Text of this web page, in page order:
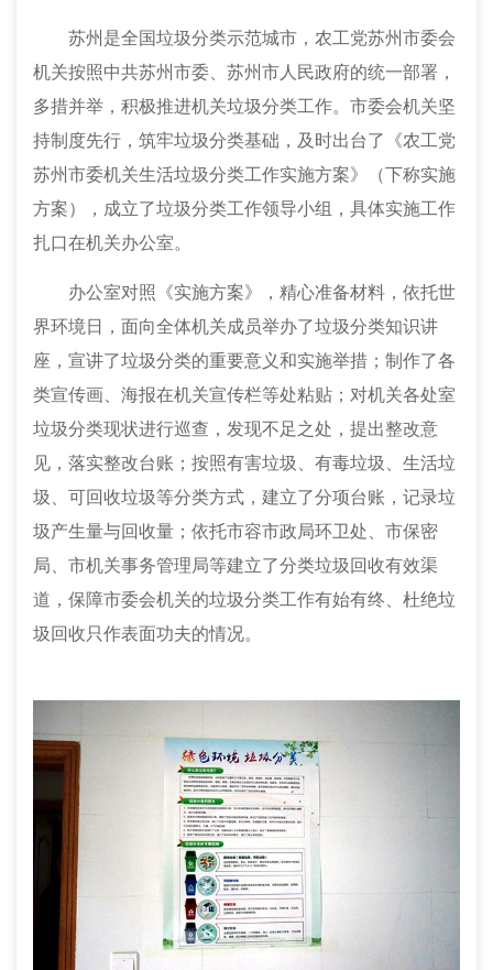
苏州是全国垃圾分类示范城市，农工党苏州市委会
机关按照中共苏州市委、苏州市人民政府的统一部署，
多措并举，积极推进机关垃圾分类工作。市委会机关坚
持制度先行，筑牢垃圾分类基础，及时出台了《农工党
苏州市委机关生活垃圾分类工作实施方案》（下称实施
方案），成立了垃圾分类工作领导小组，具体实施工作
扎口在机关办公室。
办公室对照《实施方案》，精心准备材料，依托世
界环境日，面向全体机关成员举办了垃圾分类知识讲
座，宣讲了垃圾分类的重要意义和实施举措；制作了各
类宣传画、海报在机关宣传栏等处粘贴；对机关各处室
垃圾分类现状进行巡查，发现不足之处，提出整改意
见，落实整改台账；按照有害垃圾、有毒垃圾、生活垃
圾、可回收垃圾等分类方式，建立了分项台账，记录垃
圾产生量与回收量；依托市容市政局环卫处、市保密
局、市机关事务管理局等建立了分类垃圾回收有效渠
道，保障市委会机关的垃圾分类工作有始有终、杜绝垃
圾回收只作表面功夫的情况。